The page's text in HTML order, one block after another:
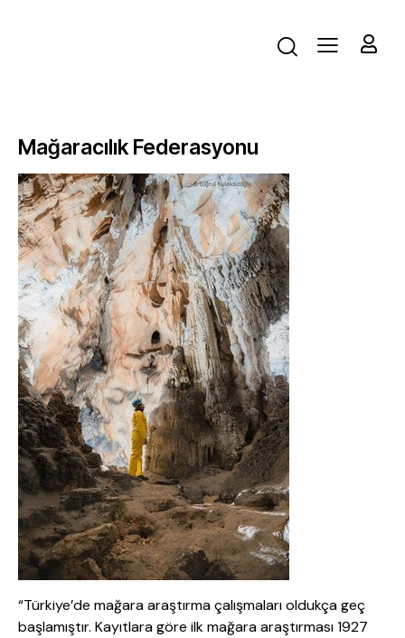
Mağaracılık Federasyonu
“Türkiye’de mağara araştırma çalışmaları oldukça geç
başlamıştır. Kayıtlara göre ilk mağara araştırması 1927